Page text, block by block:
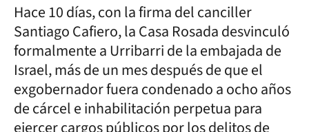
Hace 10 días, con la firma del canciller
Santiago Cafiero, la Casa Rosada desvinculó
formalmente a Urribarri de la embajada de
Israel, más de un mes después de que el
exgobernador fuera condenado a ocho años
de cárcel e inhabilitación perpetua para